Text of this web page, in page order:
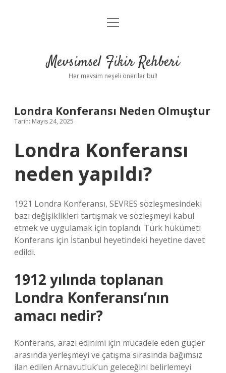
Anasayfa
Yasal Uyarı
menüyü
Mevsimsel Fikir Rehberi
Her mevsim neşeli öneriler bul!
Londra Konferansı Neden Olmuştur
Tarih: Mayıs 24, 2025
Londra Konferansı
neden yapıldı?
1921 Londra Konferansı, SEVRES sözleşmesindeki
bazı değişiklikleri tartışmak ve sözleşmeyi kabul
etmek ve uygulamak için toplandı. Türk hükümeti
Konferans için İstanbul heyetindeki heyetine davet
edildi.
1912 yılında toplanan
Londra Konferansı’nın
amacı nedir?
Konferans, arazi edinimi için mücadele eden güçler
arasında yerleşmeyi ve çatışma sırasında bağımsız
ilan edilen Arnavutluk’un geleceğini belirlemeyi